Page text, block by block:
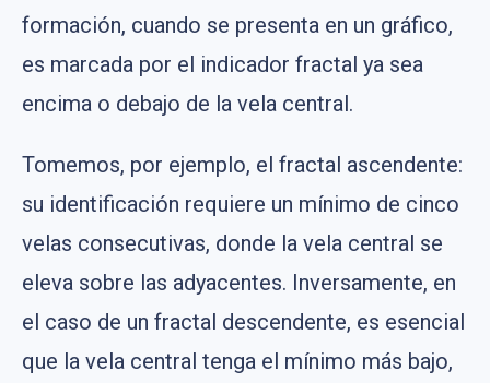
formación, cuando se presenta en un gráfico,
es marcada por el indicador fractal ya sea
encima o debajo de la vela central.
Tomemos, por ejemplo, el fractal ascendente:
su identificación requiere un mínimo de cinco
velas consecutivas, donde la vela central se
eleva sobre las adyacentes. Inversamente, en
el caso de un fractal descendente, es esencial
que la vela central tenga el mínimo más bajo,